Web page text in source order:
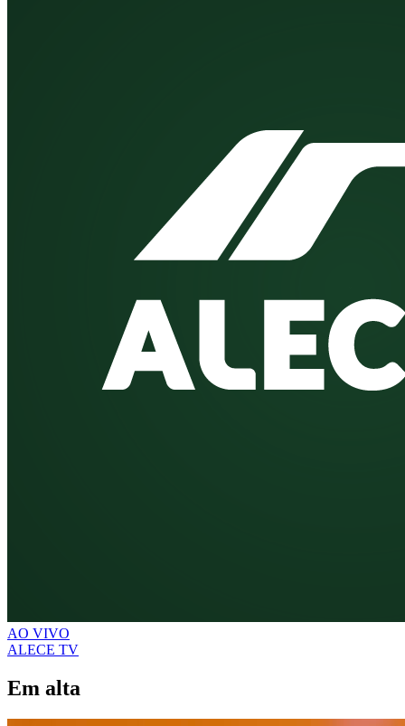
AO VIVO
ALECE TV
Em alta